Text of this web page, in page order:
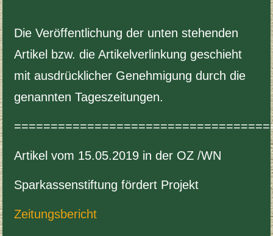
Die Veröf­fentlichung der unten ste­hen­den
Artikel bzw. die Artikelver­linkung geschieht
mit aus­drück­licher Genehmi­gung durch die
genan­nten Tageszeitungen.
Artikel vom 15.05.2019 in der OZ /​WN
Sparkassen­s­tiftung fördert Projekt
Zeitungs­bericht